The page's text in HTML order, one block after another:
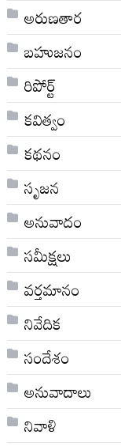
అరుణతార
బహుజనం
రిపోర్ట్
కవిత్వం
కథనం
సృజన
అనువాదం
సమీక్షలు
వర్తమానం
నివేదిక
సందేశం
అనువాదాలు
నివాళి